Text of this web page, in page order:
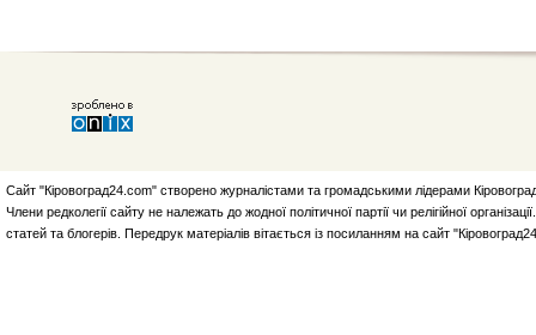
Сайт "Кіровоград24.com" створено журналістами та громадськими лідерами
Члени редколегії сайту не належать до жодної політичної партії чи релігійної
статей та блогерів. Передрук матеріалів вітається із посиланням на сайт